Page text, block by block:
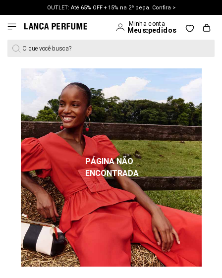
OUTLET: Até 65% OFF + 15% na 2ª peça. Confira >
LANÇAMENTO PRIMAVERA 27. Clique e aproveite.
O que você busca?
PÁGINA NÃO
ENCONTRADA